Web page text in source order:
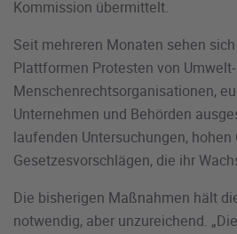
Kommission übermittelt.
Seit mehreren Monaten sehen
Plattformen Protesten von
Menschenrechtsorganisationen,
Unternehmen und Behörden
laufenden Untersuchungen,
Gesetzesvorschlägen, die ihr
Die bisherigen Maßnahmen hält
notwendig, aber unzureichend.